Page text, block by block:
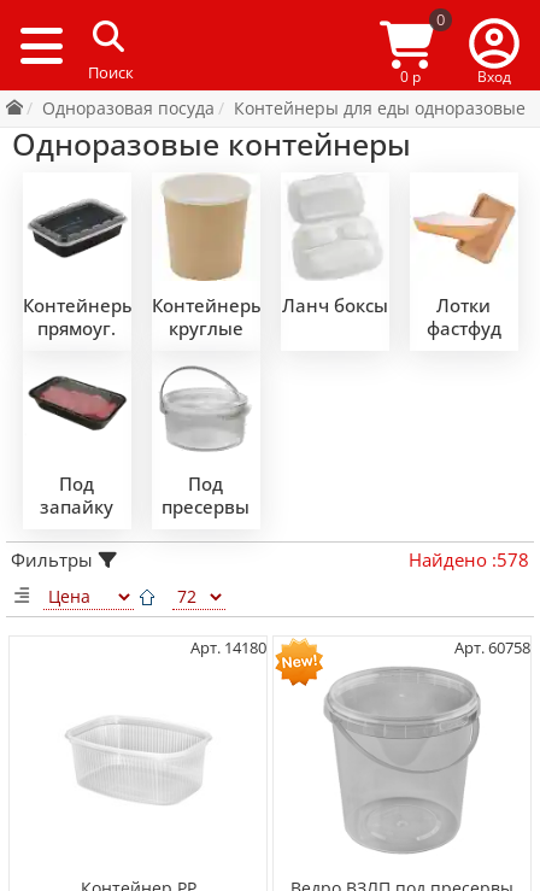
0
0 р Вход
Одноразовая посуда Контейнеры для еды одноразовые
Одноразовые контейнеры
Контейнеры
прямоуг.
Контейнеры
круглые
Ланч боксы
Лотки
фастфуд
Под
запайку
Под
пресервы
Фильтры Найдено :578
Арт. 14180 Арт. 60758